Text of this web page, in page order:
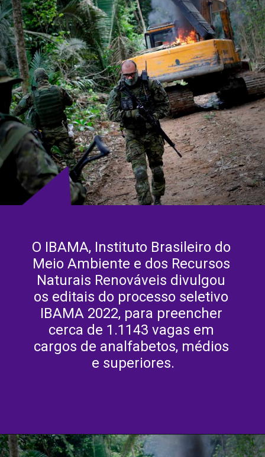
O IBAMA, Instituto Brasileiro do
Meio Ambiente e dos Recursos
Naturais Renováveis ​​divulgou
os editais do processo seletivo
IBAMA 2022, para preencher
cerca de 1.1143 vagas em
cargos de analfabetos, médios
e superiores.